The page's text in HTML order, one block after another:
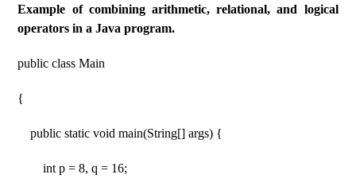
Example of combining arithmetic, relational, and logical
operators in a Java program.
public class Main
{
public static void main(String[] args) {
int p = 8, q = 16;